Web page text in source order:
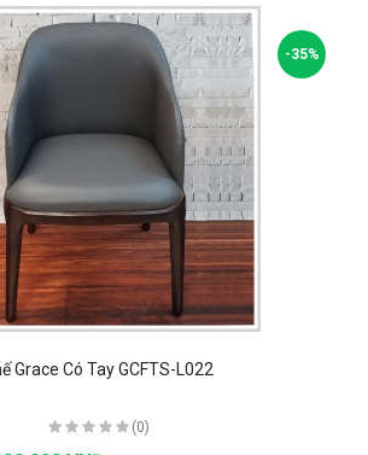
-35%
Grace Có Tay GCFTS-L022
(0)